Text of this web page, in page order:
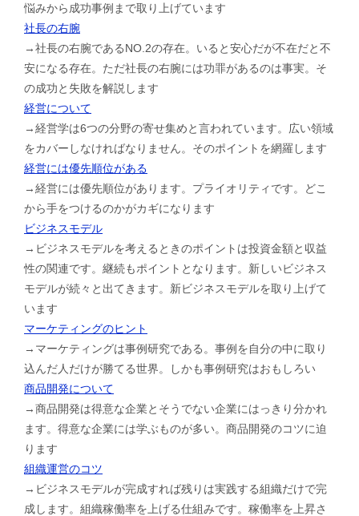
悩みから成功事例まで取り上げています
社長の右腕
→社長の右腕であるNO.2の存在。いると安心だが不在だと不
安になる存在。ただ社長の右腕には功罪があるのは事実。そ
の成功と失敗を解説します
経営について
→経営学は6つの分野の寄せ集めと言われています。広い領域
をカバーしなければなりません。そのポイントを網羅します
経営には優先順位がある
→経営には優先順位があります。プライオリティです。どこ
から手をつけるのかがカギになります
ビジネスモデル
→ビジネスモデルを考えるときのポイントは投資金額と収益
性の関連です。継続もポイントとなります。新しいビジネス
モデルが続々と出てきます。新ビジネスモデルを取り上げて
います
マーケティングのヒント
→マーケティングは事例研究である。事例を自分の中に取り
込んだ人だけが勝てる世界。しかも事例研究はおもしろい
商品開発について
→商品開発は得意な企業とそうでない企業にはっきり分かれ
ます。得意な企業には学ぶものが多い。商品開発のコツに迫
ります
組織運営のコツ
→ビジネスモデルが完成すれば残りは実践する組織だけで完
成します。組織稼働率を上げる仕組みです。稼働率を上昇さ